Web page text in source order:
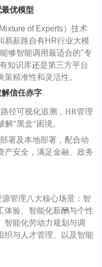
优模型
of Experts）技术
易薪路自有HR行业大模
够智能调用最适合的"专
知识库还是第三方平台
精准性和灵活性。
信任赤字
径可视化追溯，HR管理
解"黑盒"困境。
署及本地部署，配合动
产安全，满足金融、政务
管理八大核心场景：智
体验、智能化薪酬与个性
智能化劳动力规划与调
织与人才管理、以及智能